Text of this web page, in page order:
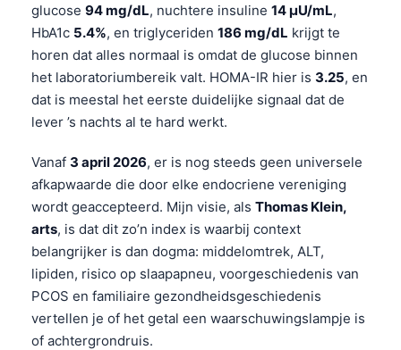
glucose 94 mg/dL, nuchtere insuline 14 µU/mL,
HbA1c 5.4%, en triglyceriden 186 mg/dL krijgt te
horen dat alles normaal is omdat de glucose binnen
het laboratoriumbereik valt. HOMA-IR hier is 3.25, en
dat is meestal het eerste duidelijke signaal dat de
lever ’s nachts al te hard werkt.
Vanaf 3 april 2026, er is nog steeds geen universele
afkapwaarde die door elke endocriene vereniging
wordt geaccepteerd. Mijn visie, als Thomas Klein,
arts, is dat dit zo’n index is waarbij context
belangrijker is dan dogma: middelomtrek, ALT,
lipiden, risico op slaapapneu, voorgeschiedenis van
PCOS en familiaire gezondheidsgeschiedenis
vertellen je of het getal een waarschuwingslampje is
of achtergrondruis.